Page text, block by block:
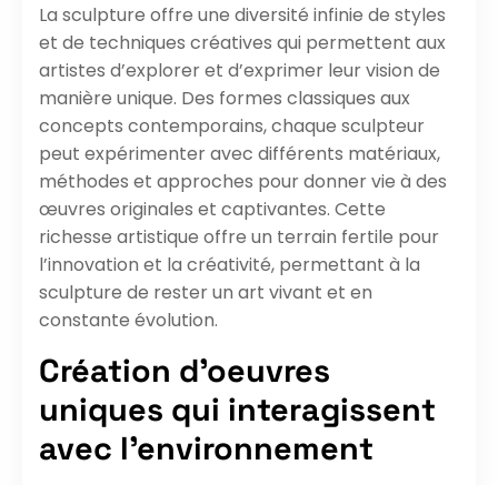
La sculpture offre une diversité infinie de styles
et de techniques créatives qui permettent aux
artistes d’explorer et d’exprimer leur vision de
manière unique. Des formes classiques aux
concepts contemporains, chaque sculpteur
peut expérimenter avec différents matériaux,
méthodes et approches pour donner vie à des
œuvres originales et captivantes. Cette
richesse artistique offre un terrain fertile pour
l’innovation et la créativité, permettant à la
sculpture de rester un art vivant et en
constante évolution.
Création d’oeuvres
uniques qui interagissent
avec l’environnement